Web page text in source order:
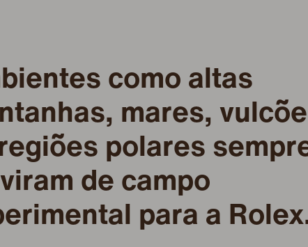
como altas
mares,
polares
de campo
para a